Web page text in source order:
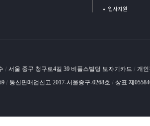
입사지원
/ 서울 중구 청구로4길 39 비플스빌딩 보자기카드 / 개
/ 통신판매업신고 2017-서울중구-0268호 / 상표 제